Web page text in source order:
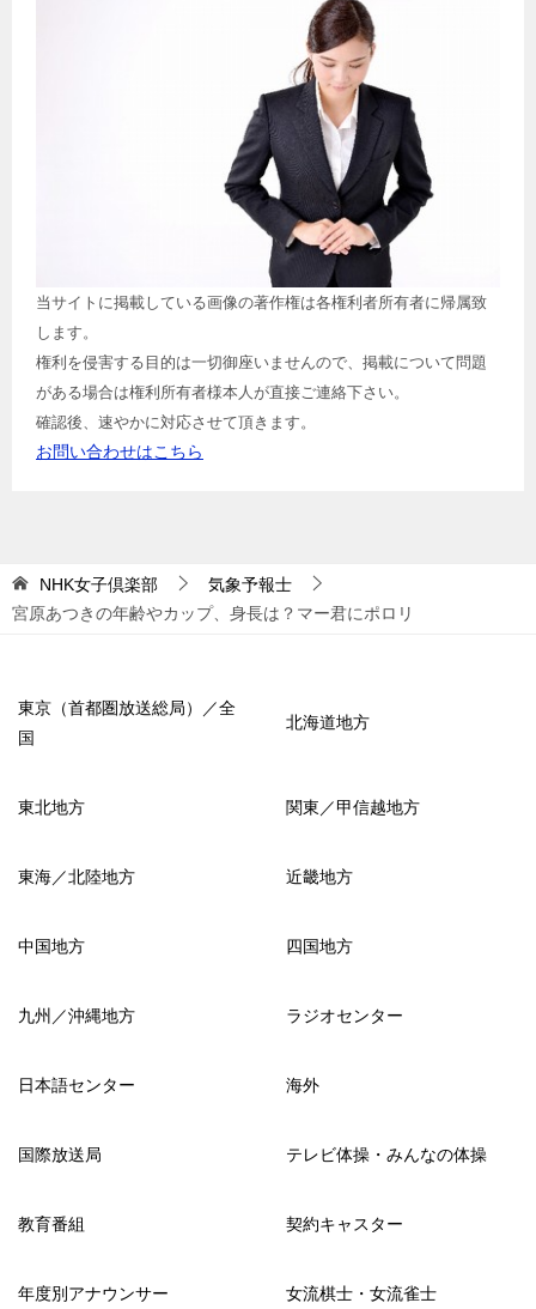
当サイトに掲載している画像の著作権は各権利者所有者に帰属致
します。
権利を侵害する目的は一切御座いませんので、掲載について問題
がある場合は権利所有者様本人が直接ご連絡下さい。
確認後、速やかに対応させて頂きます。
お問い合わせはこちら
NHK女子倶楽部
気象予報士
宮原あつきの年齢やカップ、身長は？マー君にポロリ
東京（首都圏放送総局）／全
国
北海道地方
東北地方 関東／甲信越地方
東海／北陸地方 近畿地方
中国地方 四国地方
九州／沖縄地方 ラジオセンター
日本語センター 海外
国際放送局 テレビ体操・みんなの体操
教育番組 契約キャスター
年度別アナウンサー 女流棋士・女流雀士